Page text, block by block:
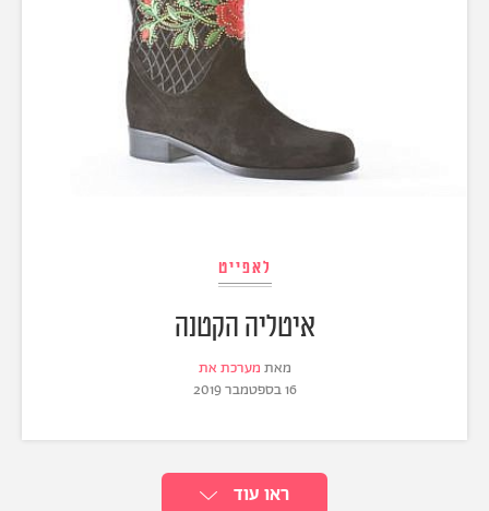
לאפייט
איטליה הקטנה
מאת מערכת את
16 בספטמבר 2019
ראו עוד